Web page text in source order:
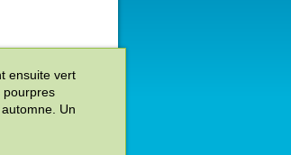
ensuite vert
pourpres
Un